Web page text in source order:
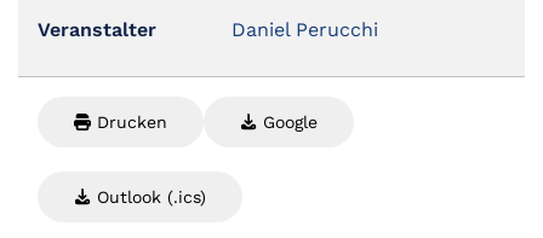
Veranstalter Daniel Perucchi
Drucken Google
Outlook (.ics)